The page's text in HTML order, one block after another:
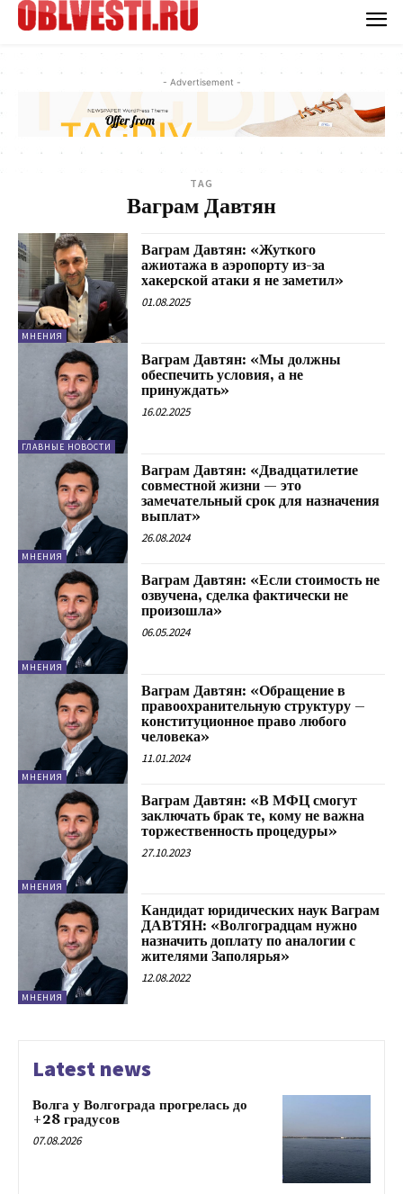
- Advertisement -
TAG
Ваграм Давтян
МНЕНИЯ
Ваграм Давтян: «Жуткого
ажиотажа в аэропорту из-за
хакерской атаки я не заметил»
01.08.2025
ГЛАВНЫЕ НОВОСТИ
Ваграм Давтян: «Мы должны
обеспечить условия, а не
принуждать»
16.02.2025
МНЕНИЯ
Ваграм Давтян: «Двадцатилетие
совместной жизни — это
замечательный срок для назначения
выплат»
26.08.2024
МНЕНИЯ
Ваграм Давтян: «Если стоимость не
озвучена, сделка фактически не
произошла»
06.05.2024
МНЕНИЯ
Ваграм Давтян: «Обращение в
правоохранительную структуру –
конституционное право любого
человека»
11.01.2024
МНЕНИЯ
Ваграм Давтян: «В МФЦ смогут
заключать брак те, кому не важна
торжественность процедуры»
27.10.2023
МНЕНИЯ
Кандидат юридических наук Ваграм
ДАВТЯН: «Волгоградцам нужно
назначить доплату по аналогии с
жителями Заполярья»
12.08.2022
Latest news
Волга у Волгограда прогрелась до
+28 градусов
07.08.2026